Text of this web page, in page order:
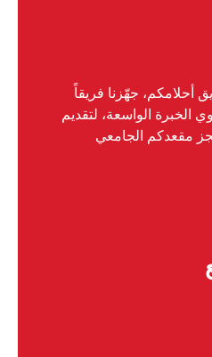
أحلامكم، جهّزنا فريقاً
الخبرة الواسعة، لتقديم
مقعدكم الجامعي